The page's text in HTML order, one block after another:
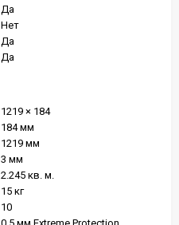
Да
Нет
Да
Да
1219 × 184
184 мм
1219 мм
3 мм
2.245 кв. м.
15 кг
10